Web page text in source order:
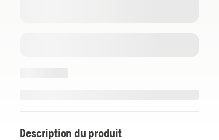
Description du produit